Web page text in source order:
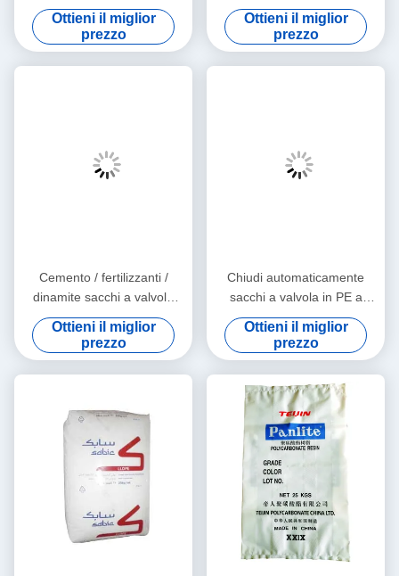
della farina che imballano
con la valvola lunga
Ottieni il miglior
prezzo
Ottieni il miglior
prezzo
Cemento / fertilizzanti /
dinamite sacchi a valvola
trasparenti di materiale
HDPE
Ottieni il miglior
prezzo
Chiudi automaticamente
sacchi a valvola in PE a
lungo per l'uso di prodotti
chimici industriali 15kg 25kg
50kg
Ottieni il miglior
prezzo